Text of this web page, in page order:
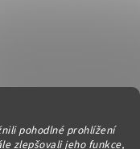
pohodlné prohlížení
zlepšovali jeho funkce,